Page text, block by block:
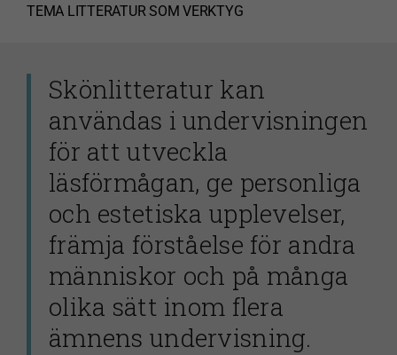
TEMA LITTERATUR SOM VERKTYG
Skönlitteratur kan
användas i undervisningen
för att utveckla
läsförmågan, ge personliga
och estetiska upplevelser,
främja förståelse för andra
människor och på många
olika sätt inom flera
ämnens undervisning.